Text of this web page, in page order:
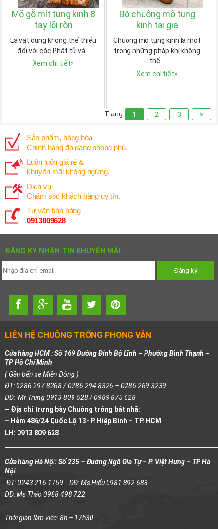
Mõ gỗ mít tụng kinh 8
tay lõi ròn
Là vật dụng không thể thiếu
đối với các Phật tử và…
Xem chi tiết»
Bộ chuông mõ tụng
kinh tại gia
Chuông mõ tụng kinh là một
trong những pháp khí không
thể…
Xem chi tiết»
Trang
:
1 2 3
Sản phẩm, hàng hóa
Chính hãng đa dạng phong phú.
Luôn luôn giá rẻ &
khuyến mãi không ngừng.
Dịch vụ
Chăm sóc khách hàng uy tín.
Tư vấn bán hàng
0913809628
ĐĂNG KÝ NHẬN TIN KHUYẾN MÃI
LIÊN HỆ CHUÔNG TRỐNG PHONG VÂN
Cửa hàng HCM : Số 169 Đường Đinh Bộ Lĩnh – Phường Bình Thạnh –
TP Hồ Chí Minh
( Gần bến xe Miền Đông )
ĐT: 0286 297 8268 / 0286 294 8326 – 0286 269 3239
DĐ: Mr Trung 0913 809 628 / 0989 875 628
– Địa chỉ trưng bày Chuông trống bát nhã:
– Hẻm 486/24 Quốc Lộ 13- P. Hiệp Bình – TP. HCM
LH: 0913 809 628
Cửa hàng Hà Nội: Số 235 – Đường Ngô Gia Tự – P. Việt Hưng – TP Hà
Nội
ĐT: 0243 216 1759 DĐ: Ms Hiếu 0981 892 688
DĐ: Ms Thảo 0988 498 722
Thời gian làm việc: 8h – 17h30